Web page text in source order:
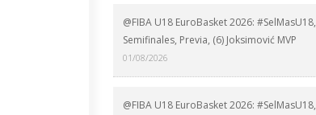
@FIBA U18 EuroBasket 2026: #SelMasU18,
Semifinales, Previa, (6) Joksimović MVP
01/08/2026
@FIBA U18 EuroBasket 2026: #SelMasU18,